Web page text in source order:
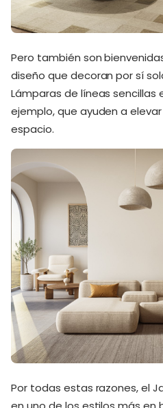
Pero también son
diseño que decoran por sí
Lámparas de líneas
ejemplo, que ayuden a
espacio.
Por todas estas razones, el